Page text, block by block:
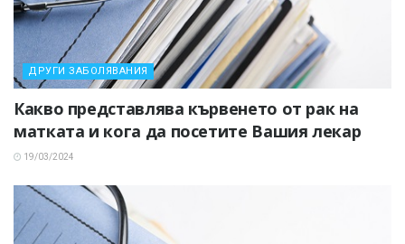
ДРУГИ ЗАБОЛЯВАНИЯ
Какво представлява кървенето от рак на
матката и кога да посетите Вашия лекар
19/03/2024